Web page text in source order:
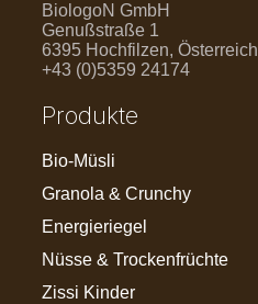
BiologoN GmbH
Genußstraße 1
6395 Hochfilzen, Österreich
+43 (0)5359 24174
Produkte
Bio-Müsli
Granola & Crunchy
Energieriegel
Nüsse & Trockenfrüchte
Zissi Kinder